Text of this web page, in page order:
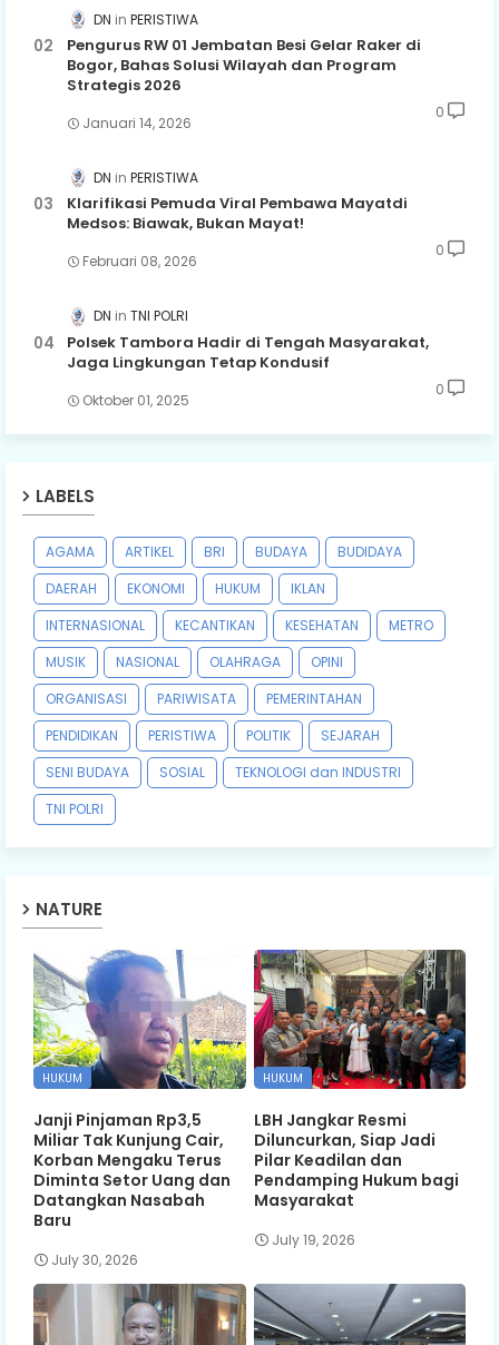
DN PERISTIWA
Pengurus RW 01 Jembatan Besi Gelar Raker di
Bogor, Bahas Solusi Wilayah dan Program
Strategis 2026
Januari 14, 2026
0
DN PERISTIWA
Klarifikasi Pemuda Viral Pembawa Mayatdi
Medsos: Biawak, Bukan Mayat!
Februari 08, 2026
0
DN TNI POLRI
Polsek Tambora Hadir di Tengah Masyarakat,
Jaga Lingkungan Tetap Kondusif
Oktober 01, 2025
0
LABELS
AGAMA ARTIKEL BRI BUDAYA
BUDIDAYA
DAERAH
EKONOMI HUKUM
IKLAN
INTERNASIONAL
KECANTIKAN KESEHATAN
METRO
MUSIK
NASIONAL OLAHRAGA
OPINI
ORGANISASI
PARIWISATA
PEMERINTAHAN
PENDIDIKAN
PERISTIWA POLITIK
SEJARAH
SENI BUDAYA
SOSIAL
TEKNOLOGI dan INDUSTRI
TNI POLRI
NATURE
HUKUM
Janji Pinjaman Rp3,5
Miliar Tak Kunjung Cair,
Korban Mengaku Terus
Diminta Setor Uang dan
Datangkan Nasabah
Baru
July 30, 2026
HUKUM
LBH Jangkar Resmi
Diluncurkan, Siap Jadi
Pilar Keadilan dan
Pendamping Hukum bagi
Masyarakat
July 19, 2026